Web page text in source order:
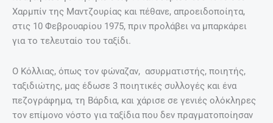
Χαρμπίν της Μαντζουρίας και πέθανε, απροειδοποίητα,
στις 10 Φεβρουαρίου 1975, πριν προλάβει να μπαρκάρει
για το τελευταίο του ταξίδι.
Ο Κόλλιας, όπως τον φώναζαν, ασυρματιστής, ποιητής,
ταξιδιώτης, μας έδωσε 3 ποιητικές συλλογές και ένα
πεζογράφημα, τη Βάρδια, και χάρισε σε γενιές ολόκληρες
τον επίμονο νόστο για ταξίδια που δεν πραγματοποίησαν